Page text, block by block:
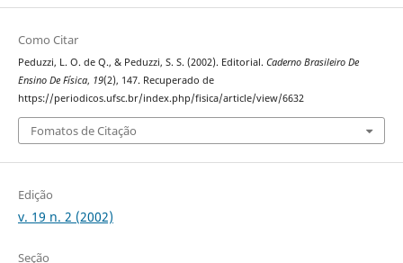
Como Citar
Peduzzi, L. O. de Q., & Peduzzi, S. S. (2002). Editorial. Caderno Brasileiro De
Ensino De Física, 19(2), 147. Recuperado de
https://periodicos.ufsc.br/index.php/fisica/article/view/6632
Fomatos de Citação
Edição
v. 19 n. 2 (2002)
Seção